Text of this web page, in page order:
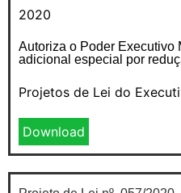
2020
Autoriza o Poder Executivo
adicional especial por
Projetos de Lei do
Download